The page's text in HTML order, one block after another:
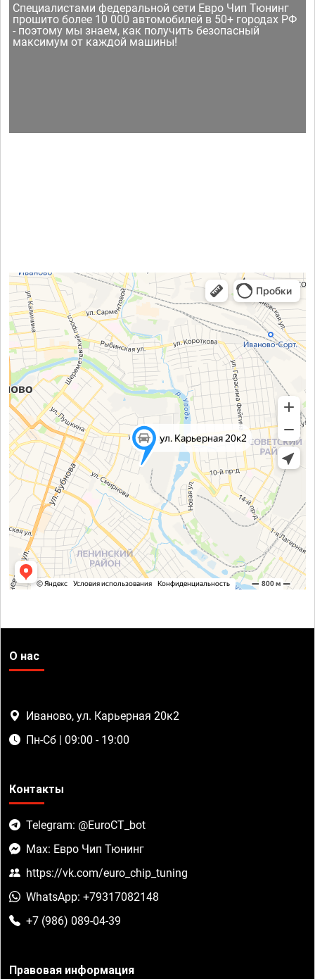
Специалистами федеральной сети Евро Чип Тюнинг
прошито более 10 000 автомобилей в 50+ городах РФ
- поэтому мы знаем, как получить безопасный
максимум от каждой машины!
О нас
Иваново, ул. Карьерная 20к2
Пн-Сб | 09:00 - 19:00
Контакты
Telegram: @EuroCT_bot
Max: Евро Чип Тюнинг
https://vk.com/euro_chip_tuning
WhatsApp: +79317082148
+7 (986) 089-04-39
Правовая информация